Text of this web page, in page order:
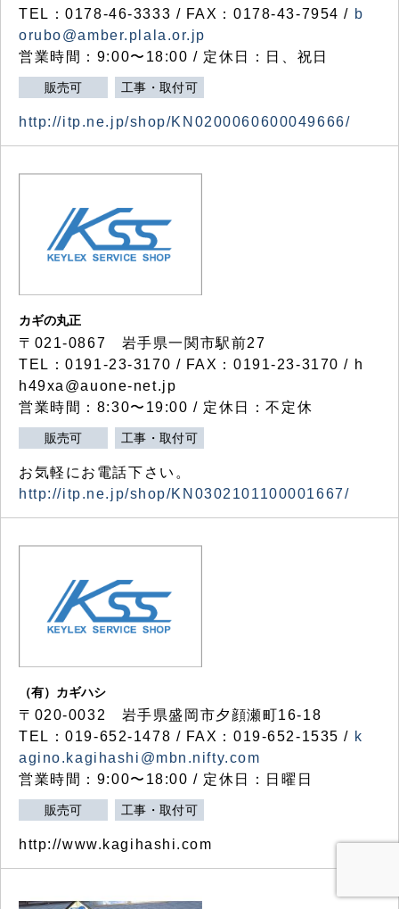
TEL：0178-46-3333 / FAX：0178-43-7954 / b
orubo@amber.plala.or.jp
営業時間：9:00〜18:00 / 定休日：日、祝日
販売可 工事・取付可
http://itp.ne.jp/shop/KN0200060600049666/
カギの丸正
〒021-0867 岩手県一関市駅前27
TEL：0191-23-3170 / FAX：0191-23-3170 / h
h49xa@auone-net.jp
営業時間：8:30〜19:00 / 定休日：不定休
販売可 工事・取付可
お気軽にお電話下さい。
http://itp.ne.jp/shop/KN0302101100001667/
（有）カギハシ
〒020-0032 岩手県盛岡市夕顔瀬町16-18
TEL：019-652-1478 / FAX：019-652-1535 / k
agino.kagihashi@mbn.nifty.com
営業時間：9:00〜18:00 / 定休日：日曜日
販売可 工事・取付可
http://www.kagihashi.com